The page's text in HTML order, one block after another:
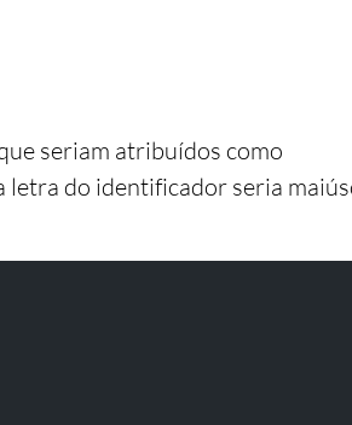
seriam atribuídos como
do identificador seria